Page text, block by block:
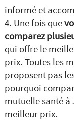
informé et
Une fois que
comparez
qui offre le
prix. Toutes les
proposent pas
pourquoi
mutuelle santé à
meilleur prix.